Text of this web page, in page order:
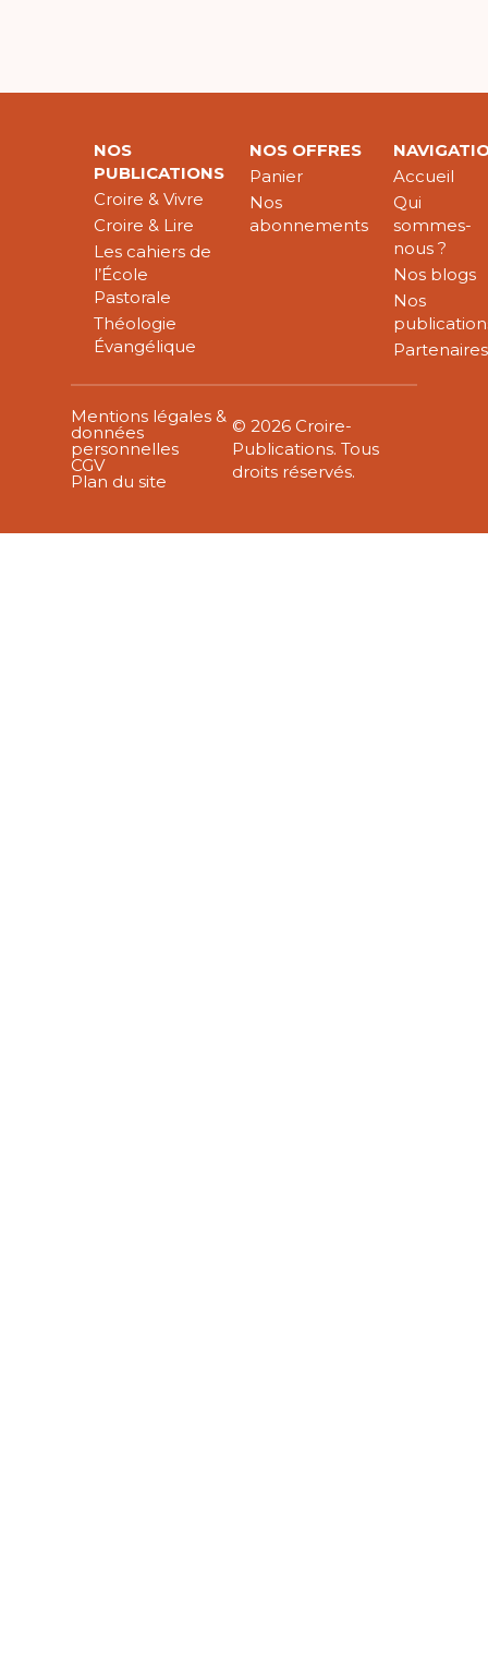
NOS
PUBLICATIONS
Croire & Vivre
Croire & Lire
Les cahiers de
l’École
Pastorale
Théologie
Évangélique
NOS OFFRES
Panier
Nos
abonnements
Accueil
Qui
sommes-
nous ?
Nos blogs
Nos
Partenaires
Mentions légales &
données
personnelles
CGV
Plan du site
© 2026 Croire-
Publications. Tous
droits réservés.